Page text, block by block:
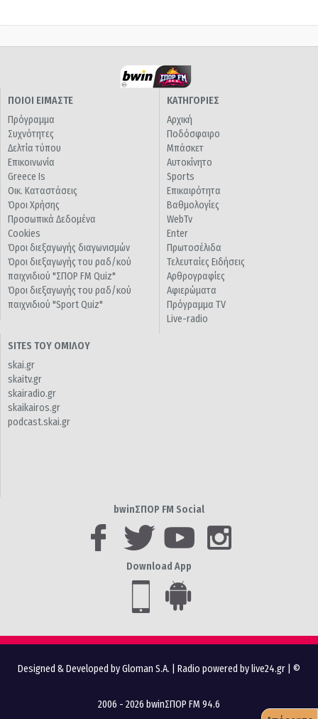
ΠΟΙΟΙ ΕΙΜΑΣΤΕ
Πρόγραμμα
Συχνότητες
Δελτία τύπου
Επικοινωνία
Greece Is
Οικ. Καταστάσεις
Όροι Χρήσης
Προσωπικά Δεδομένα
Cookies
Όροι διεξαγωγής διαγωνισμών
Όροι διεξαγωγής του ραδ/κού
παιχνιδιού "ΣΠΟΡ FM Quiz"
Όροι διεξαγωγής του ραδ/κού
παιχνιδιού "Sport Quiz"
ΚΑΤΗΓΟΡΙΕΣ
Αρχική
Ποδόσφαιρο
Μπάσκετ
Αυτοκίνητο
Sports
Επικαιρότητα
Βαθμολογίες
WebTv
Enter
Πρωτοσέλιδα
Τελευταίες Ειδήσεις
Αρθρογραφίες
Αφιερώματα
Πρόγραμμα TV
Live-radio
SITES ΤΟΥ ΟΜΙΛΟΥ
skai.gr
skaitv.gr
skairadio.gr
skaikairos.gr
podcast.skai.gr
bwinΣΠΟΡ FM Social
Download App
Designed & Developed by Gloman S.A. Radio powered by live24.gr | ©
2006 - 2026 bwinΣΠΟΡ FM 94.6